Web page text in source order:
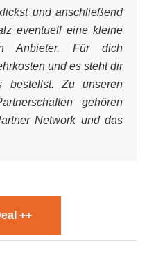
und anschließend
eventuell eine kleine
Anbieter. Für dich
und es steht dir
Zu unseren
gehören
Network und das
++